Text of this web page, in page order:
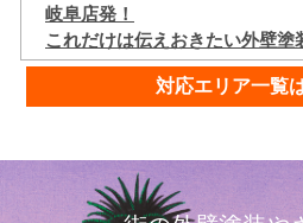
岐阜店発！
これだけは伝えおきたい外壁塗
対応エリア一覧